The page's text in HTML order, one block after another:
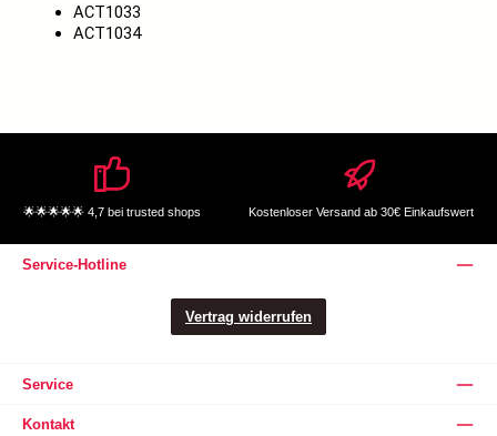
ACT1033
ACT1034
🌟🌟🌟🌟🌟 4,7 bei trusted shops Kostenloser Versand ab 30€ Einkaufswert
Service-Hotline
Vertrag widerrufen
Service
Kontakt